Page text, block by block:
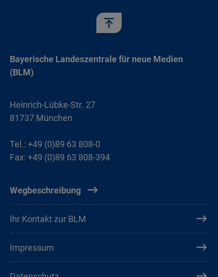
Bayerische Landeszentrale für neue Medien
(BLM)
Heinrich-Lübke-Str. 27
81737 München
Tel.: +49 (0)89 63 808-0
Fax: +49 (0)89 63 808-394
Wegbeschreibung
Ihr Kontakt zur BLM
Impressum